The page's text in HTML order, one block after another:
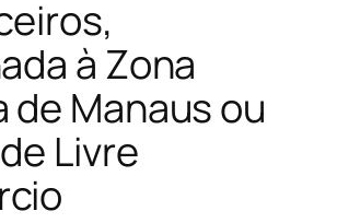
à Zona
de Manaus ou
Livre